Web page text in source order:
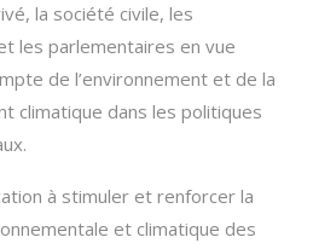
la société civile, les
les parlementaires en vue
de l’environnement et de la
climatique dans les politiques
à stimuler et renforcer la
et climatique des